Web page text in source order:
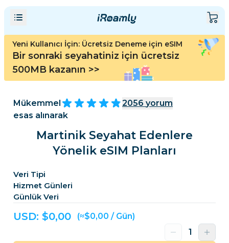
Yeni Kullanıcı İçin: Ücretsiz Deneme için eSIM
Bir sonraki seyahatiniz için ücretsiz
500MB kazanın >>
Mükemmel 2056 yorum
esas alınarak
Martinik Seyahat Edenlere
Yönelik eSIM Planları
Veri Tipi
Hizmet Günleri
Günlük Veri
USD: $0,00 (≈$0,00 / Gün)